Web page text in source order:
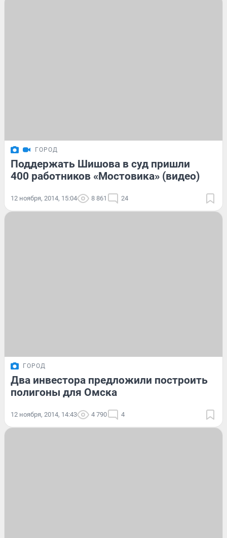
ГОРОД
Поддержать Шишова в суд пришли
400 работников «Мостовика» (видео)
12 ноября, 2014, 15:04 8 861 24
ГОРОД
Два инвестора предложили построить
полигоны для Омска
12 ноября, 2014, 14:43 4 790 4